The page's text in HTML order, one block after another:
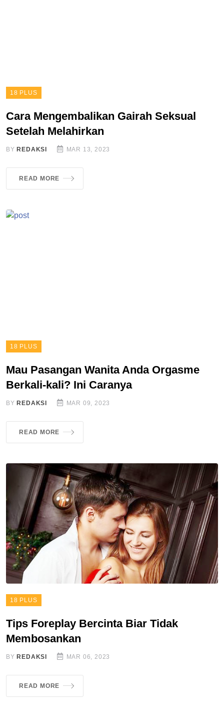
18 PLUS
Cara Mengembalikan Gairah Seksual
Setelah Melahirkan
BYREDAKSI MAR 13, 2023
READ MORE
18 PLUS
Mau Pasangan Wanita Anda Orgasme
Berkali-kali? Ini Caranya
BYREDAKSI MAR 09, 2023
READ MORE
18 PLUS
Tips Foreplay Bercinta Biar Tidak
Membosankan
BYREDAKSI MAR 06, 2023
READ MORE